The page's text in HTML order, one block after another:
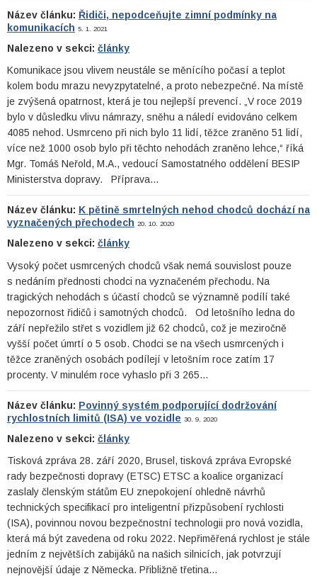
Název článku: Řidiči, nepodceňujte zimní podmínky na
komunikacích 5. 1. 2021
Nalezeno v sekci: články
Komunikace jsou vlivem neustále se měnícího počasí a teplot
kolem bodu mrazu nevyzpytatelné, a proto nebezpečné. Na místě
je zvýšená opatrnost, která je tou nejlepší prevencí. „V roce 2019
bylo v důsledku vlivu námrazy, sněhu a náledí evidováno celkem
4085 nehod. Usmrceno při nich bylo 11 lidí, těžce zraněno 51 lidí,
více než 1000 osob bylo při těchto nehodách zraněno lehce,“ říká
Mgr. Tomáš Neřold, M.A., vedoucí Samostatného oddělení BESIP
Ministerstva dopravy. Příprava…
Název článku: K pětině smrtelných nehod chodců dochází na
vyznačených přechodech 20. 10. 2020
Nalezeno v sekci: články
Vysoký počet usmrcených chodců však nemá souvislost pouze
s nedáním přednosti chodci na vyznačeném přechodu. Na
tragických nehodách s účastí chodců se významně podílí také
nepozornost řidičů i samotných chodců. Od letošního ledna do
září nepřežilo střet s vozidlem již 62 chodců, což je meziročně
vyšší počet úmrtí o 5 osob. Chodci se na všech usmrcených i
těžce zraněných osobách podílejí v letošním roce zatím 17
procenty. V minulém roce vyhaslo při 3 265…
Název článku: Povinný systém podporující dodržování
rychlostních limitů (ISA) ve vozidle 30. 9. 2020
Nalezeno v sekci: články
Tisková zpráva 28. září 2020, Brusel, tisková zpráva Evropské
rady bezpečnosti dopravy (ETSC) ETSC a koalice organizací
zaslaly členským státům EU znepokojení ohledně návrhů
technických specifikací pro inteligentní přizpůsobení rychlosti
(ISA), povinnou novou bezpečnostní technologii pro nová vozidla,
která má být zavedena od roku 2022. Nepřiměřená rychlost je stále
jedním z největších zabijáků na našich silnicích, jak potvrzují
nejnovější údaje z Německa. Přibližně třetina…